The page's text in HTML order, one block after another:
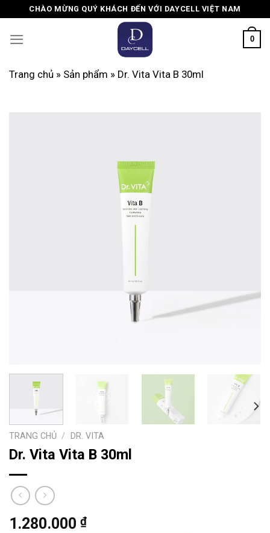
content
CHÀO MỪNG QUÝ KHÁCH ĐẾN VỚI DAYCELL VIỆT NAM
0
Trang chủ » Sản phẩm » Dr. Vita Vita B 30ml
TRANG CHỦ / DR. VITA
Dr. Vita Vita B 30ml
1.280.000 ₫